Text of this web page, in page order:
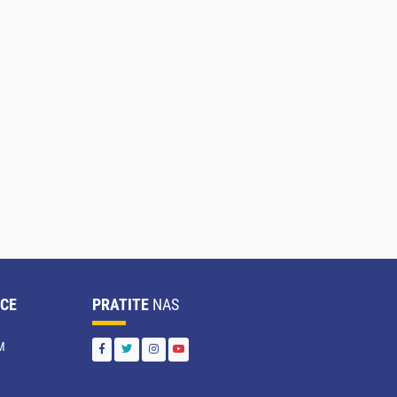
PRATITE NAS